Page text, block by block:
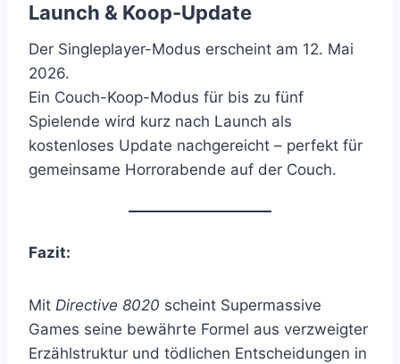
Launch & Koop-Update
Der Singleplayer-Modus erscheint am 12. Mai
2026.
Ein Couch-Koop-Modus für bis zu fünf
Spielende wird kurz nach Launch als
kostenloses Update nachgereicht – perfekt für
gemeinsame Horrorabende auf der Couch.
Fazit:
Mit Directive 8020 scheint Supermassive
Games seine bewährte Formel aus verzweigter
Erzählstruktur und tödlichen Entscheidungen in